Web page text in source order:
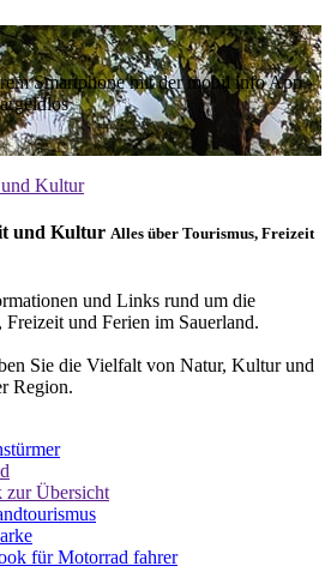
Smartphone mit der mobil info App -
Kultur
und Kultur Alles über Tourismus, Freizeit
und Links rund um die
Freizeit und Ferien im Sauerland.
Sie die Vielfalt von Natur, Kultur und
Region.
zur Übersicht
für Motorrad fahrer